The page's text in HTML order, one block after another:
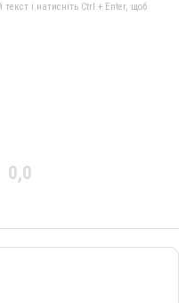
і натисніть Ctrl + Enter, щоб
0,0